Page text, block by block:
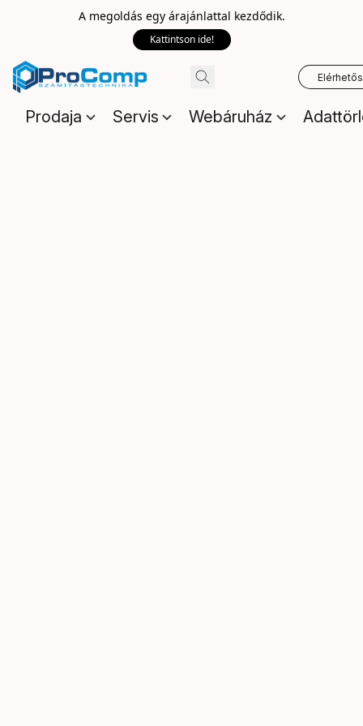
A megoldás egy árajánlattal kezdődik.
Kattintson ide!
Prodaja Servis Webáruház